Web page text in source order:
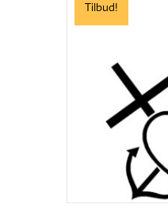
Tilbud!